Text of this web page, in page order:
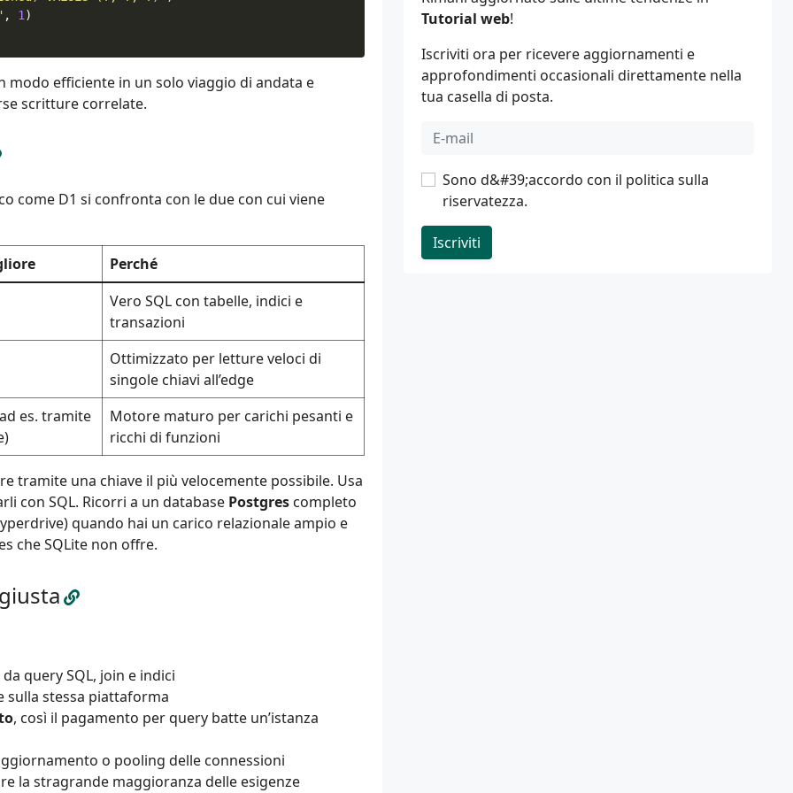
, 1 )
efficiente in un solo viaggio di andata e
scritture correlate.
come D1 si confronta con le due con cui viene
Perché
Vero SQL con tabelle, indici e
transazioni
Ottimizzato per letture veloci di
singole chiavi all’edge
es. tramite
Motore maturo per carichi pesanti e
ricchi di funzioni
tramite una chiave il più velocemente possibile. Usa
con SQL. Ricorri a un database Postgres completo
quando hai un carico relazionale ampio e
che SQLite non offre.
query SQL, join e indici
sulla stessa piattaforma
, così il pagamento per query batte un’istanza
o pooling delle connessioni
la stragrande maggioranza delle esigenze
Tutorial web!
Iscriviti ora per ricevere aggiornamenti e
approfondimenti occasionali direttamente nella
tua casella di posta.
Sono d&#39;accordo con il politica sulla
riservatezza.
Iscriviti